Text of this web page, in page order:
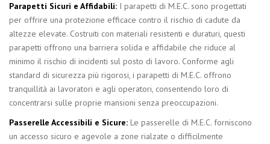
Parapetti Sicuri e Affidabili: I parapetti di M.E.C. sono progettati
per offrire una protezione efficace contro il rischio di cadute da
altezze elevate. Costruiti con materiali resistenti e duraturi, questi
parapetti offrono una barriera solida e affidabile che riduce al
minimo il rischio di incidenti sul posto di lavoro. Conforme agli
standard di sicurezza più rigorosi, i parapetti di M.E.C. offrono
tranquillità ai lavoratori e agli operatori, consentendo loro di
concentrarsi sulle proprie mansioni senza preoccupazioni.
Passerelle Accessibili e Sicure: Le passerelle di M.E.C. forniscono
un accesso sicuro e agevole a zone rialzate o difficilmente